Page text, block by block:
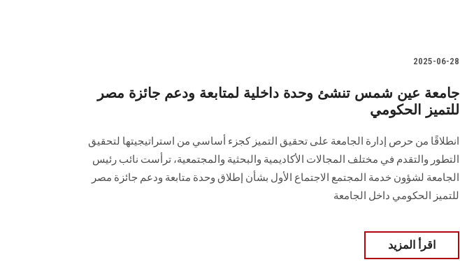
2025-06-28
جامعة عين شمس تنشئ وحدة داخلية لمتابعة ودعم جائزة مصر
للتميز الحكومي
انطلاقًا من حرص إدارة الجامعة على تحقيق التميز كجزء أساسي من استراتيجيتها لتحقيق
التطور والتقدم في مختلف المجالات الأكاديمية والبحثية والمجتمعية، ترأست نائب رئيس
الجامعة لشؤون خدمة المجتمع الاجتماع الأول بشأن إطلاق وحدة متابعة ودعم جائزة مصر
للتميز الحكومي داخل الجامعة
اقرأ المزيد